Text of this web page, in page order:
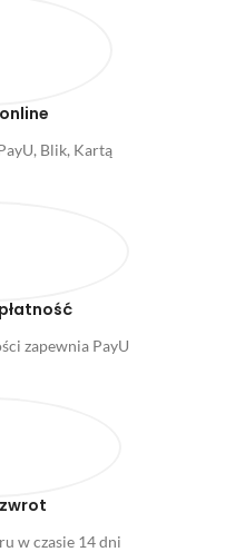
Blik, Kartą
zapewnia PayU
w czasie 14 dni